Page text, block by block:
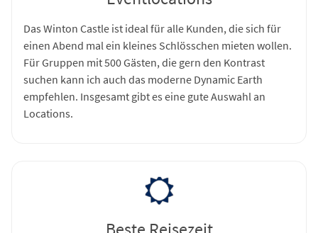
Das Winton Castle ist ideal für alle Kunden, die sich für
einen Abend mal ein kleines Schlösschen mieten wollen.
Für Gruppen mit 500 Gästen, die gern den Kontrast
suchen kann ich auch das moderne Dynamic Earth
empfehlen. Insgesamt gibt es eine gute Auswahl an
Locations.